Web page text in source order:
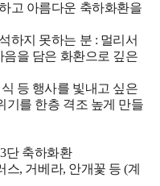
고 아름다운 축하화환을
하지 못하는 분 : 멀리서
음을 담은 화환으로 깊은
등 행사를 빛내고 싶은
기를 한층 격조 높게 만들
단 축하화환
, 거베라, 안개꽃 등 (계